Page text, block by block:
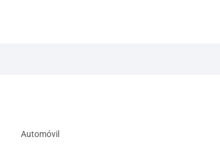
Automóvil